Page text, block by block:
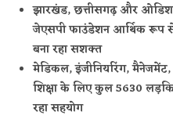
झारखंड, छत्तीसगढ़ और
जेएसपी फाउंडेशन आर्थिक रूप
बना रहा सशक्त
मेडिकल, इंजीनियरिंग, मैनेजमेंट,
शिक्षा के लिए कुल 5630
रहा सहयोग